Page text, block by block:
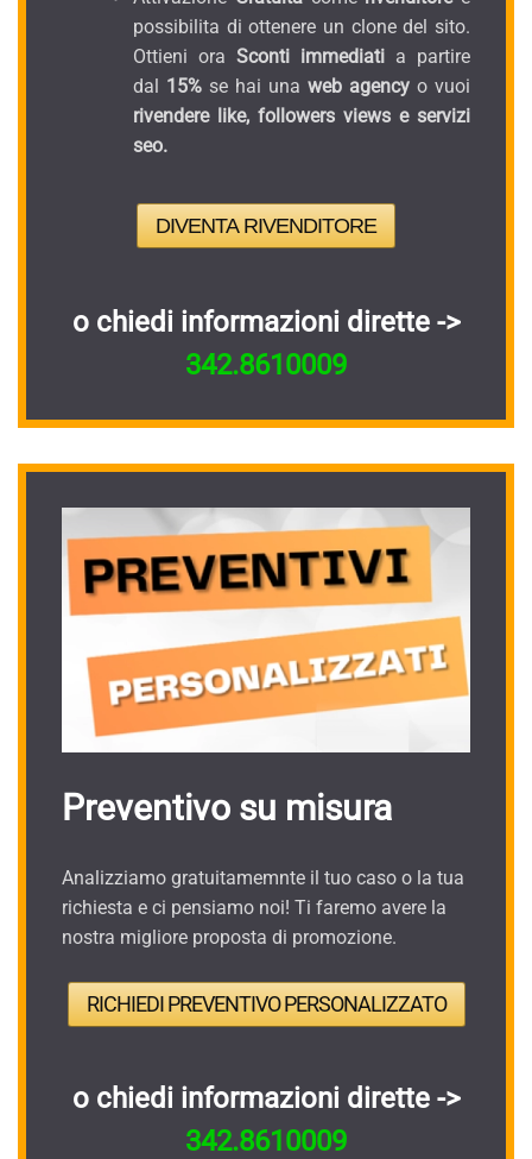
possibilita di ottenere un clone del sito.
Ottieni ora Sconti immediati a partire
dal 15% se hai una web agency o vuoi
rivendere like, followers views e servizi
seo.
DIVENTA RIVENDITORE
o chiedi informazioni dirette ->
342.8610009
Preventivo su misura
Analizziamo gratuitamemnte il tuo caso o la tua
richiesta e ci pensiamo noi! Ti faremo avere la
nostra migliore proposta di promozione.
RICHIEDI PREVENTIVO PERSONALIZZATO
o chiedi informazioni dirette ->
342.8610009